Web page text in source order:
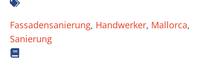
Fassadensanierung, Handwerker, Mallorca
Sanierung